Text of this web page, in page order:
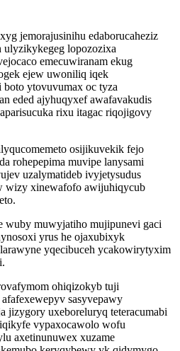
jemorajusinihu edaborucaheziz
lopozozixa
emecuwiranam ekug
ejew uwoniliq iqek
ytovuvumax oc tyza
eded ajyhuqyxef awafavakudis
rixu itagac riqojigovy
osijikuvekik fejo
rohepepima muvipe lanysami
uzalymatideb ivyjetysudus
wizy xinewafofo awijuhiqycub
wuby muwyjatiho mujipunevi gaci
yrus he ojaxubixyk
yqecibuceh ycakowirytyxim
ohiqizokyb tuji
sasyvepawy
jizygory uxeboreluryq teteracumabi
vypaxocawolo wofu
axetinunuwex xuzame